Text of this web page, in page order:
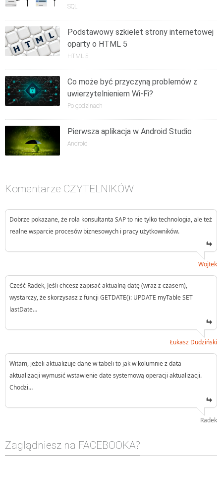
SQL
Podstawowy szkielet strony internetowej
oparty o HTML 5
HTML 5
Co może być przyczyną problemów z
uwierzytelnieniem Wi-Fi?
Po godzinach
Pierwsza aplikacja w Android Studio
Android
Komentarze CZYTELNIKÓW
Dobrze pokazane, że rola konsultanta SAP to nie tylko technologia, ale też
realne wsparcie procesów biznesowych i pracy użytkowników.
Wojtek
Cześć Radek, Jeśli chcesz zapisać aktualną datę (wraz z czasem),
wystarczy, że skorzysasz z funcji GETDATE(): UPDATE myTable SET
lastDate…
Łukasz Dudziński
Witam, jeżeli aktualizuje dane w tabeli to jak w kolumnie z data
aktualizacji wymusić wstawienie date systemową operacji aktualizacji.
Chodzi…
Radek
Zaglądniesz na FACEBOOKA?